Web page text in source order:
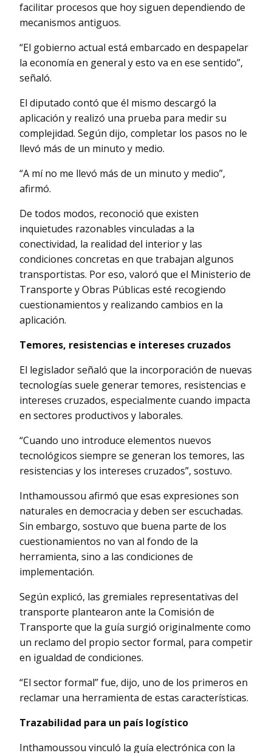
facilitar procesos que hoy siguen dependiendo de
mecanismos antiguos.
“El gobierno actual está embarcado en despapelar
la economía en general y esto va en ese sentido”,
señaló.
El diputado contó que él mismo descargó la
aplicación y realizó una prueba para medir su
complejidad. Según dijo, completar los pasos no le
llevó más de un minuto y medio.
“A mí no me llevó más de un minuto y medio”,
afirmó.
De todos modos, reconoció que existen
inquietudes razonables vinculadas a la
conectividad, la realidad del interior y las
condiciones concretas en que trabajan algunos
transportistas. Por eso, valoró que el Ministerio de
Transporte y Obras Públicas esté recogiendo
cuestionamientos y realizando cambios en la
aplicación.
Temores, resistencias e intereses cruzados
El legislador señaló que la incorporación de nuevas
tecnologías suele generar temores, resistencias e
intereses cruzados, especialmente cuando impacta
en sectores productivos y laborales.
“Cuando uno introduce elementos nuevos
tecnológicos siempre se generan los temores, las
resistencias y los intereses cruzados”, sostuvo.
Inthamoussou afirmó que esas expresiones son
naturales en democracia y deben ser escuchadas.
Sin embargo, sostuvo que buena parte de los
cuestionamientos no van al fondo de la
herramienta, sino a las condiciones de
implementación.
Según explicó, las gremiales representativas del
transporte plantearon ante la Comisión de
Transporte que la guía surgió originalmente como
un reclamo del propio sector formal, para competir
en igualdad de condiciones.
“El sector formal” fue, dijo, uno de los primeros en
reclamar una herramienta de estas características.
Trazabilidad para un país logístico
Inthamoussou vinculó la guía electrónica con la